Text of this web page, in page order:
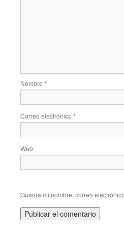
Nombre *
Correo electrónico *
Web
Guarda mi nombre, correo